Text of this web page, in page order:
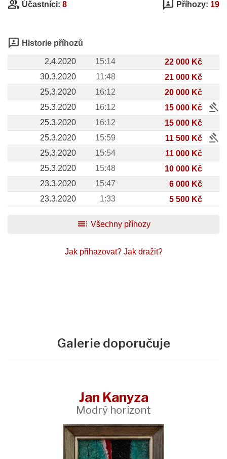
group Účastníci: 8 3p Příhozy: 19
3p Historie příhozů
2.4.2020 15:14
22 000 Kč
30.3.2020
11:48
21 000 Kč
25.3.2020
16:12
20 000 Kč
25.3.2020
16:12 15 000 Kč gavel
25.3.2020 16:12
15 000 Kč
25.3.2020
15:59 11 500 Kč gavel
25.3.2020 15:54
11 000 Kč
25.3.2020
15:48
10 000 Kč
23.3.2020
15:47
6 000 Kč
23.3.2020
1:33 5 500 Kč
toc Všechny příhozy
Jak přihazovat? Jak dražit?
Galerie doporučuje
Jan Kanyza
Modrý horizont